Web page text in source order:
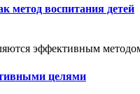
метод воспитания детей
эффективным
целями